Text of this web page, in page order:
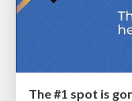
The #1 spot is